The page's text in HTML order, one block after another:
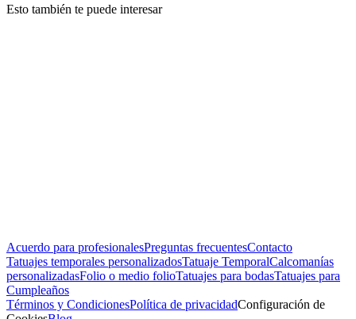
Esto también te puede interesar
Acuerdo para profesionalesPreguntas frecuentesContacto
Tatuajes temporales personalizadosTatuaje TemporalCalcomanías
personalizadasFolio o medio folioTatuajes para bodasTatuajes para
Cumpleaños
Términos y CondicionesPolítica de privacidadConfiguración de